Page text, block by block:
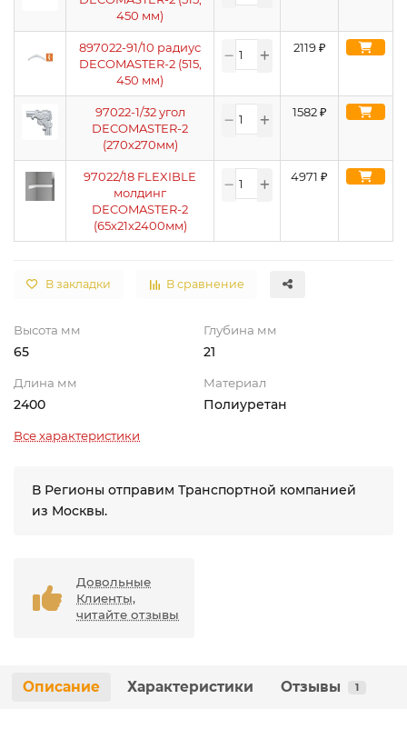
450 мм)
897022-91/10 радиус
DECOMASTER-2 (515,
450 мм)
2119₽
97022-1/32 угол
DECOMASTER-2
(270х270мм)
1582₽
97022/18 FLEXIBLE
молдинг
DECOMASTER-2
(65х21х2400мм)
4971 ₽
В закладки В сравнение
Высота мм
65
Глубина мм
21
Длина мм
2400
Материал
Полиуретан
Все характеристики
В Регионы отправим Транспортной компанией
из Москвы.
Довольные
Клиенты,
читайте отзывы
Описание Характеристики Отзывы 1